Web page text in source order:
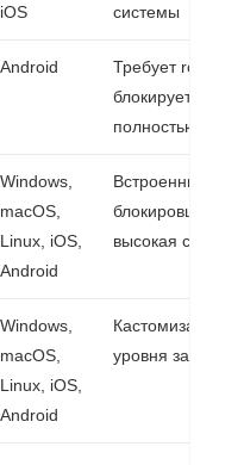
iOS
системы
Android
Требует root,
блокирует
полностью
Windows,
macOS,
Linux, iOS,
Android
Встроенный
блокировщик,
высокая
Windows,
macOS,
Linux, iOS,
Android
Кастомизация,
уровня защиты